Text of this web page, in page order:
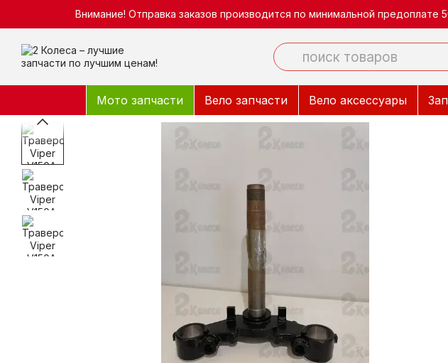
Перейти к основному контенту
Внимание! Отправка заказов производится по минимальной
Мото запчасти Вело запчасти Вело аксессуары